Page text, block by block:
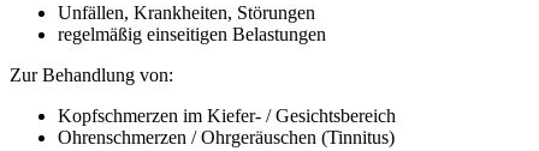
Unfällen, Krankheiten, Störungen
regelmäßig einseitigen Belastungen
Zur Behandlung von:
Kopfschmerzen im Kiefer- / Gesichtsbereich
Ohrenschmerzen / Ohrgeräuschen (Tinnitus)